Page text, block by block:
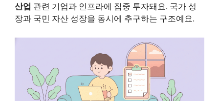
산업 관련 기업과 인프라에 집중 투자돼요. 국가 성
장과 국민 자산 성장을 동시에 추구하는 구조예요.